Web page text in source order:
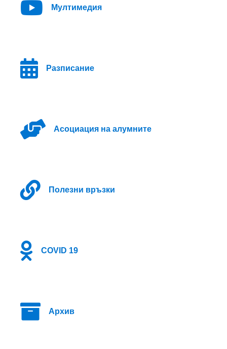
Мултимедия
Разписание
Асоциация на алумните
Полезни връзки
COVID 19
Архив